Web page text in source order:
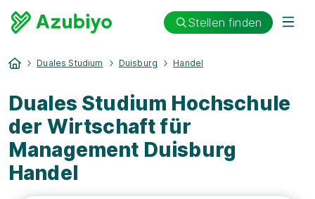
Stellen finden
Duales Studium Duisburg Handel
Duales Studium Hochschule
der Wirtschaft für
Management Duisburg
Handel